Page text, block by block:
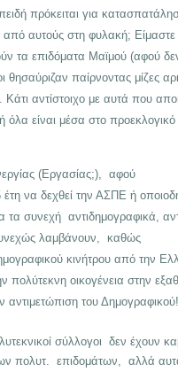
πρόκειται για
αυτούς στη φυλακή; Είμαστε
τα επιδόματα Μαϊμού (αφού
θησαύριζαν παίρνοντας μίζες
Κάτι αντίστοιχο με αυτά που
είναι μέσα στο προεκλογικό
(Εργασίας;), αφού
έτη να δεχθεί την ΑΣΠΕ ή
συνεχή αντιδημογραφικά,
λαμβάνουν, καθώς
κινήτρου από την
πολύτεκνη οικογένεια στην
αντιμετώπιση του
σύλλογοι δεν έχουν
πολυτ. επιδομάτων, αλλά